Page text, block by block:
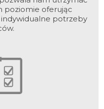
poziomie oferując
potrzeby